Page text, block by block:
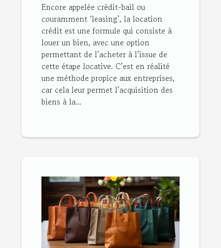
Encore appelée crédit-bail ou
couramment ‘leasing’, la location
crédit est une formule qui consiste à
louer un bien, avec une option
permettant de l’acheter à l’issue de
cette étape locative. C’est en réalité
une méthode propice aux entreprises,
car cela leur permet l’acquisition des
biens à la...